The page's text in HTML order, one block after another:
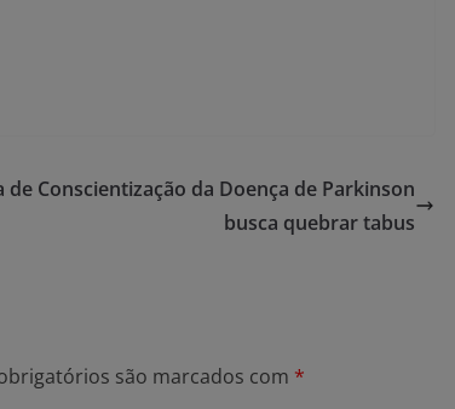
de Conscientização da Doença de Parkinson
busca quebrar tabus
são marcados com *